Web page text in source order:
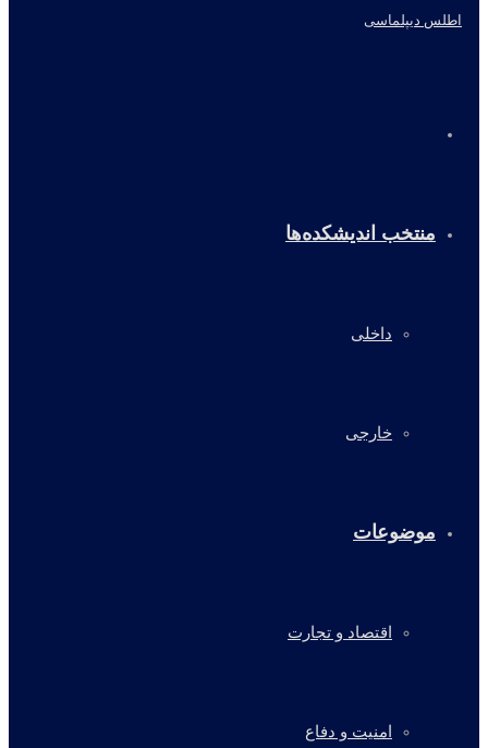
منتخب اندیشکده‌ها
داخلی
خارجی
موضوعات
اقتصاد و تجارت
امنیت و دفاع